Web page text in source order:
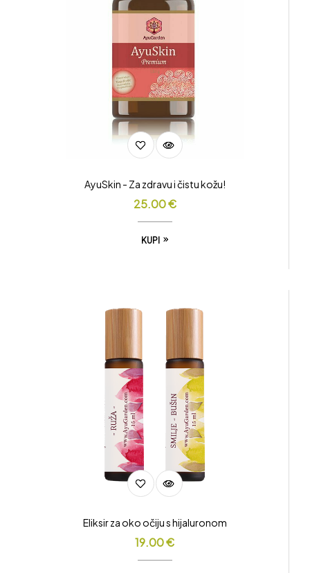
AyuSkin - Za zdravu i čistu kožu!
25.00€
KUPI
Eliksir za oko očiju s hijaluronom
19.00€